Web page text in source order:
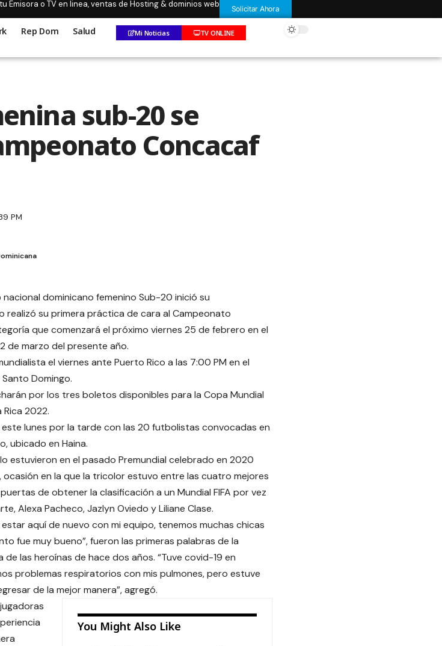
Emisora o TV en linea, ventas de Hosting & dominios web Solicitar Ahora
Rep Dom Salud Mi Noticias TV ONLINE
sub-20 se
Concacaf
PM
nacional dominicano femenino Sub-20 inició su
realizó su primera práctica de cara al Campeonato
que comenzará el próximo viernes 25 de febrero en el
de marzo del presente año.
el viernes ante Puerto Rico a las 7:00 PM en el
Domingo.
por los tres boletos disponibles para la Copa Mundial
Rica 2022.
lunes por la tarde con las 20 futbolistas convocadas en
ubicado en Haina.
estuvieron en el pasado Premundial celebrado en 2020
ocasión en la que la tricolor estuvo entre las cuatro mejores
de obtener la clasificación a un Mundial FIFA por vez
Alexa Pacheco, Jazlyn Oviedo y Liliane Clase.
aquí de nuevo con mi equipo, tenemos muchas chicas
fue muy bueno”, fueron las primeras palabras de la
las heroínas de hace dos años. “Tuve covid-19 en
problemas respiratorios con mis pulmones, pero estuve
de la mejor manera”, agregó.
You Might Also Like